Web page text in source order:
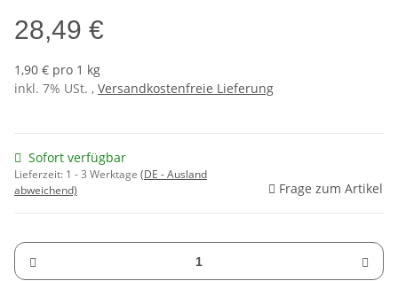
28,49 €
1,90 € pro 1 kg
inkl. 7% USt. , Versandkostenfreie Lieferung
Sofort verfügbar
Lieferzeit: 1 - 3 Werktage (DE - Ausland
abweichend)
Frage zum Artikel